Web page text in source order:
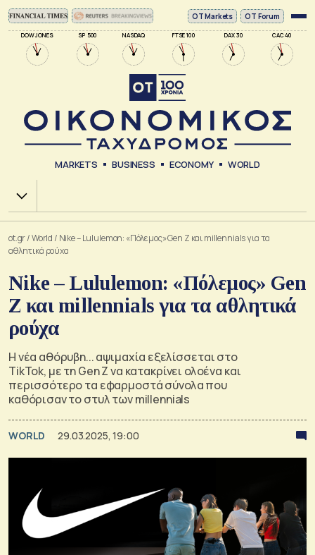
DOW JONES SP 500 NASDAQ FTSE 100 DAX 30 CAC 40
ΟΤ Markets OT Forum
MARKETS BUSINESS ECONOMY WORLD
Χ.Α.
ot.gr/World / Nike – Lululemon: «Πόλεμος» Gen Z και millennials για τα
αθλητικά ρούχα
Nike – Lululemon: «Πόλεμος» Gen
Z και millennials για τα αθλητικά
ρούχα
Η νέα αθόρυβη... αψιμαχία εξελίσσεται στο
TikTok, με τη Gen Z να κατακρίνει ολοένα και
περισσότερο τα εφαρμοστά σύνολα που
καθόρισαν το στυλ των millennials
WORLD 29.03.2025, 19:00